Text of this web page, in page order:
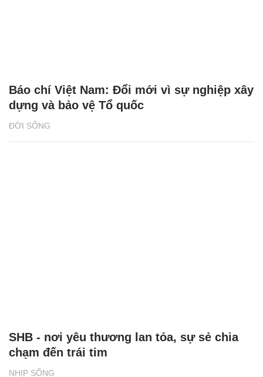
ĐỜI SỐNG
Báo chí Việt Nam: Đổi mới vì sự nghiệp xây
dựng và bảo vệ Tổ quốc
NHỊP SỐNG
SHB - nơi yêu thương lan tỏa, sự sẻ chia
chạm đến trái tim